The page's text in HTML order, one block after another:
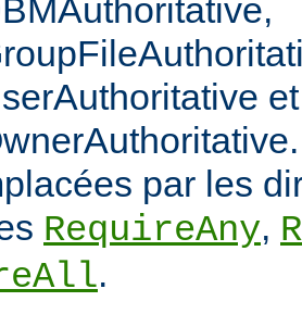
et
par les
RequireAny,
.